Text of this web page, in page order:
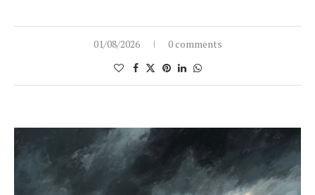
01/08/2026 0 comments